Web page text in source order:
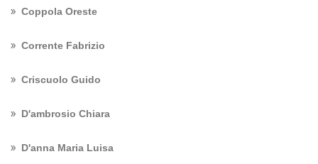
Coppola Oreste
Corrente Fabrizio
Criscuolo Guido
D'ambrosio Chiara
D'anna Maria Luisa